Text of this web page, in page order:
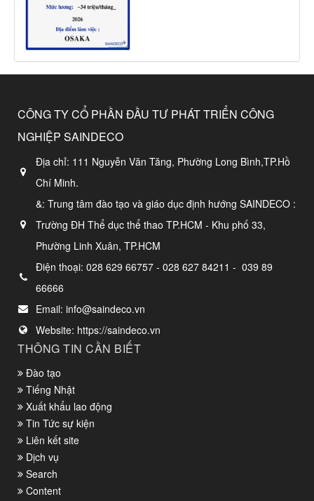
CÔNG TY CỔ PHẦN ĐẦU TƯ PHÁT TRIỂN CÔNG
NGHIỆP SAINDECO
Địa chỉ: 111 Nguyễn Văn Tăng, Phường Long Bình,TP.Hồ
Chí Minh.
&: Trung tâm đào tạo và giáo dục định hướng SAINDECO :
Trường ĐH Thể dục thể thao TP.HCM - Khu phố 33,
Phường Linh Xuân, TP.HCM
Điện thoại: 028 629 66757 - 028 627 84211 - 039 89
66666
Email: info@saindeco.vn
Website: https://saindeco.vn
THÔNG TIN CẦN BIẾT
Đào tạo
Tiếng Nhật
Xuất khẩu lao động
Tin Tức sự kiện
Liên kết site
Dịch vụ
Search
Content